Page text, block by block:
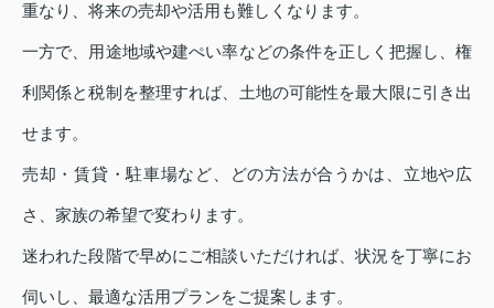
重なり、将来の売却や活用も難しくなります。
一方で、用途地域や建ぺい率などの条件を正しく把握し、権
利関係と税制を整理すれば、土地の可能性を最大限に引き出
せます。
売却・賃貸・駐車場など、どの方法が合うかは、立地や広
さ、家族の希望で変わります。
迷われた段階で早めにご相談いただければ、状況を丁寧にお
伺いし、最適な活用プランをご提案します。